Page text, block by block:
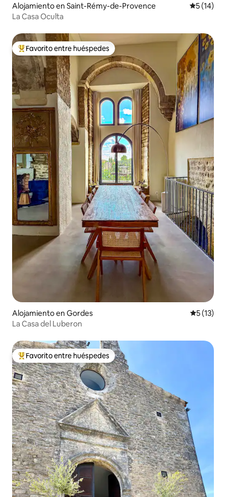
Alojamiento en Saint-Rémy-de-Provence
5 (14)
La Casa Oculta
Favorito entre huéspedes preferido
Favorito entre huéspedes
Alojamiento en Gordes
5 (13)
La Casa del Luberon
Favorito entre huéspedes preferido
Favorito entre huéspedes